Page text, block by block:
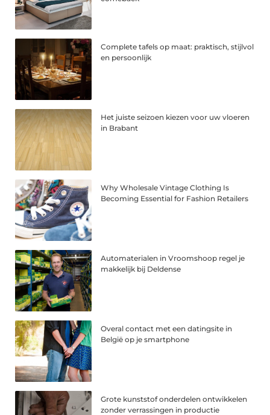
Complete tafels op maat: praktisch, stijlvol
en persoonlijk
Het juiste seizoen kiezen voor uw vloeren
in Brabant
Why Wholesale Vintage Clothing Is
Becoming Essential for Fashion Retailers
Automaterialen in Vroomshoop regel je
makkelijk bij Deldense
Overal contact met een datingsite in
België op je smartphone
Grote kunststof onderdelen ontwikkelen
zonder verrassingen in productie